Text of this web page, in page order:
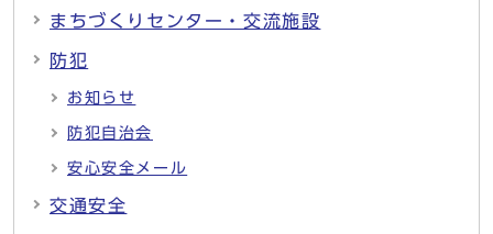
まちづくりセンター・交流施設
防犯
お知らせ
防犯自治会
安心安全メール
交通安全